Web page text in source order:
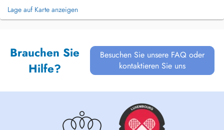
Lage auf Karte anzeigen
Brauchen Sie
Hilfe?
Besuchen Sie unsere FAQ oder
kontaktieren Sie uns